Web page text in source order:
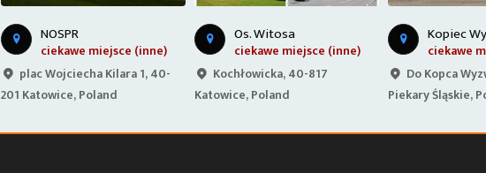
NOSPR
ciekawe miejsce (inne)
plac Wojciecha Kilara 1, 40-
201 Katowice, Poland
Os. Witosa
ciekawe miejsce (inne)
Kochłowicka, 40-817
Katowice, Poland
Kopiec
ciekawe
Do Kopca
Piekary Śląskie,